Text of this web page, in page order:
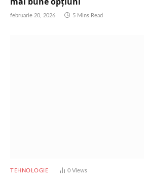
februarie 20, 2026 5 Mins Read
TEHNOLOGIE 0 Views